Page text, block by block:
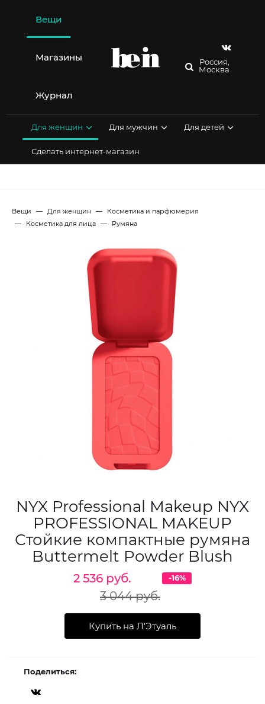
содержимому
Вещи
Магазины
Журнал
Россия,
Москва
Для женщин Для мужчин Для детей
Сделать интернет-магазин
Вещи Для женщин
Косметика и парфюмерия
Косметика для лица
Румяна
NYX Professional Makeup NYX
PROFESSIONAL MAKEUP
Стойкие компактные румяна
Buttermelt Powder Blush
2 536 руб.
3 044 руб.
-16%
Купить на Л'Этуаль
Поделиться: